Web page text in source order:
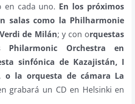
en cada uno. En los próximos
salas como la Philharmonie
de Milán; y con orquestas
Orchestra en
sinfónica de Kazajistán, I
o la orquesta de cámara La
grabará un CD en Helsinki en